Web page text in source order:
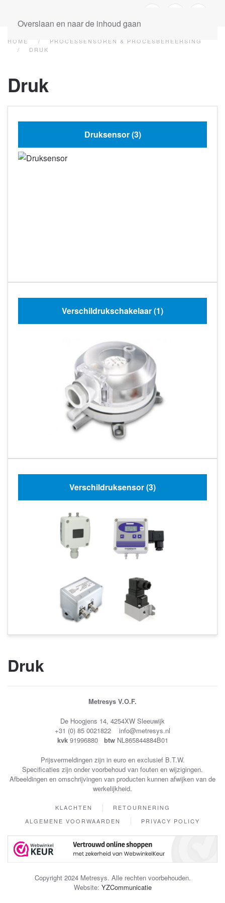
Overslaan en naar de inhoud gaan
HOME
PROCESSENSOREN & PROCESBEHEERSING
DRUK
Druk
Druksensor(3)
Verschildrukschakelaar(1)
Verschildruksensor(3)
Druk
Metresys V.O.F.
De Hoogjens 14, 4254XW Sleeuwijk
+31 (0) 85 0021822 info@metresys.nl
kvk 91996880 btw NL865844884B01
Prijsvermeldingen zijn in euro en exclusief B.T.W.
Specificaties zijn onder voorbehoud van fouten en wijzigingen.
Afbeeldingen en omschrijvingen van producten kunnen afwijken van de
werkelijkheid.
KLACHTEN
RETOURNERING
ALGEMENE VOORWAARDEN
PRIVACY POLICY
Copyright 2024 Metresys. Alle rechten voorbehouden.
Website: YZCommunicatie